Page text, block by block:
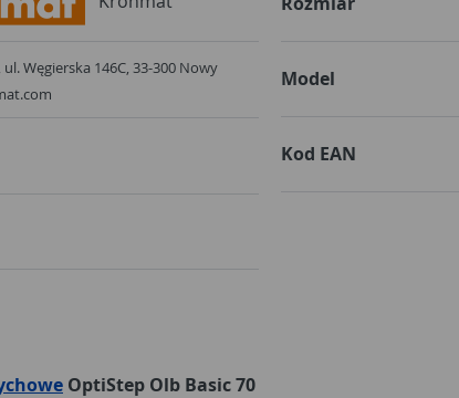
Węgierska 146C, 33-300 Nowy
Model
Kod EAN
OptiStep Olb Basic 70